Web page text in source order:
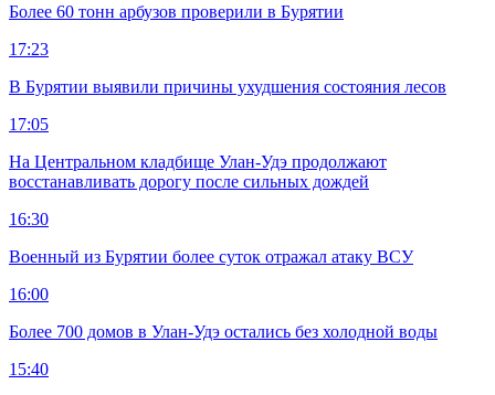
Более 60 тонн арбузов проверили в Бурятии
17:23
В Бурятии выявили причины ухудшения состояния лесов
17:05
На Центральном кладбище Улан-Удэ продолжают
восстанавливать дорогу после сильных дождей
16:30
Военный из Бурятии более суток отражал атаку ВСУ
16:00
Более 700 домов в Улан-Удэ остались без холодной воды
15:40